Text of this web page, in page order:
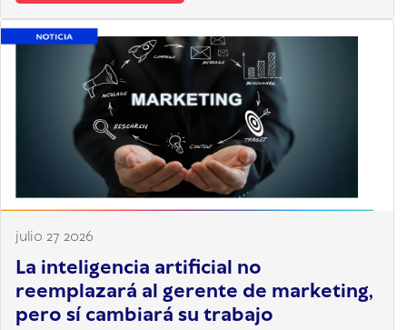
julio 27 2026
La inteligencia artificial no
reemplazará al gerente de marketing,
pero sí cambiará su trabajo